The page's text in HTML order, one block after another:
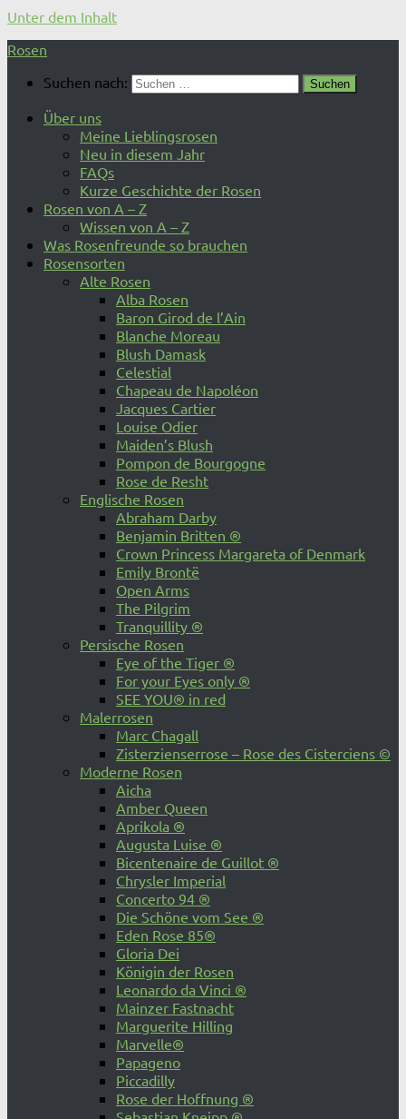
Unter dem Inhalt
Rosen
Suchen nach:
Über uns
Meine Lieblingsrosen
Neu in diesem Jahr
FAQs
Kurze Geschichte der Rosen
Rosen von A – Z
Wissen von A – Z
Was Rosenfreunde so brauchen
Rosensorten
Alte Rosen
Alba Rosen
Baron Girod de l’Ain
Blanche Moreau
Blush Damask
Celestial
Chapeau de Napoléon
Jacques Cartier
Louise Odier
Maiden’s Blush
Pompon de Bourgogne
Rose de Resht
Englische Rosen
Abraham Darby
Benjamin Britten ®
Crown Princess Margareta of Denmark
Emily Brontë
Open Arms
The Pilgrim
Tranquillity ®
Persische Rosen
Eye of the Tiger ®
For your Eyes only ®
SEE YOU® in red
Malerrosen
Marc Chagall
Zisterzienserrose – Rose des Cisterciens ©
Moderne Rosen
Aicha
Amber Queen
Aprikola ®
Augusta Luise ®
Bicentenaire de Guillot ®
Chrysler Imperial
Concerto 94 ®
Die Schöne vom See ®
Eden Rose 85®
Gloria Dei
Königin der Rosen
Leonardo da Vinci ®
Mainzer Fastnacht
Marguerite Hilling
Marvelle®
Papageno
Piccadilly
Rose der Hoffnung ®